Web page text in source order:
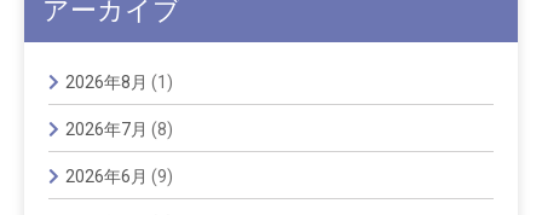
アーカイブ
2026年8月 (1)
2026年7月 (8)
2026年6月 (9)